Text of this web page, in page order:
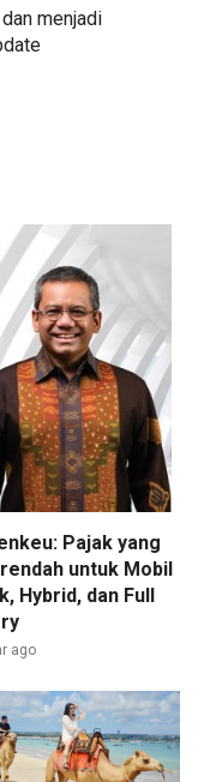
menjadi
Pajak yang
untuk Mobil
Hybrid, dan Full
ago